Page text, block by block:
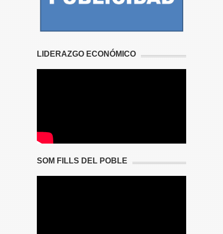
LIDERAZGO ECONÓMICO
SOM FILLS DEL POBLE